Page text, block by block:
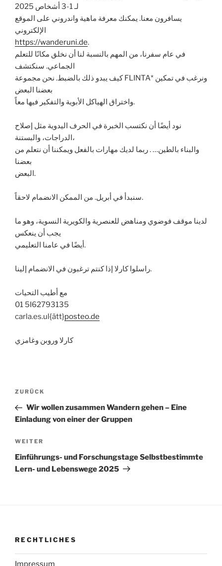
2025 لـ 1-3 أشخاص
يسافرون معنا. يمكنك معرفة ماهية واندروني على الموقع
الإلكتروني
https://wanderuni.de.
في عام سفرنا، من المهم بالنسبة لنا أن نخلق مكانًا للتعلم
الجماعي. سنكتشف
كيف يبدو ذلك بالضبط. نحن مجموعة FLINTA* ونرغب في تمكين
بعضنا البعض
واختراق الهياكل الأبوية والتفكير فيها معاً.
نود أيضًا أن نكتسب الخبرة في الحرف اليدوية مثل إصلاح
الدراجات، والبستنة،
والبناء بالطين… . ربما لديك مهارات بالفعل ويمكننا أن نتعلم من
بعضنا
البعض.
سنبدأ في أبريل. من الممكن الانضمام لاحقاً.
لدينا موقف فوضوي ومناهض للعنصرية والكويرية النسوية، وهو ما
يجب أن ينعكس
أيضًا في عامنا التعليمي.
راسلوا كارلا إذا كنتم ترغبون في الانضمام إلينا.
مع أطيب التحيات
01 5I62793135
carla.es.ul{ätt}posteo.de
كارلا وروبن وغامزي
Beitragsnavigation
Vorheriger
Beitrag
ZURÜCK
Wir wollen zusammen Wandern gehen – Eine
Einladung von einer der Gruppen
Nächster
Beitrag
WEITER
Einführungs- und Forschungstage Selbstbestimmte
Lern- und Lebenswege 2025
RECHTLICHES
Impressum